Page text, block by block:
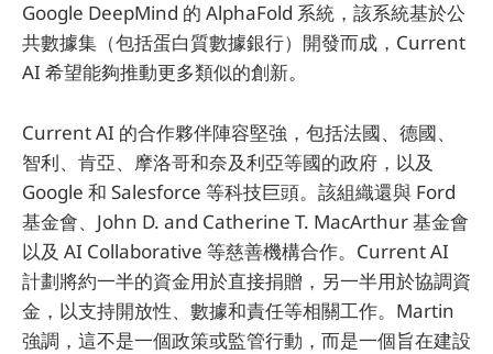
Google DeepMind 的 AlphaFold 系統，該系統基於公
共數據集（包括蛋白質數據銀行）開發而成，Current
AI 希望能夠推動更多類似的創新。
Current AI 的合作夥伴陣容堅強，包括法國、德國、
智利、肯亞、摩洛哥和奈及利亞等國的政府，以及
Google 和 Salesforce 等科技巨頭。該組織還與 Ford
基金會、John D. and Catherine T. MacArthur 基金會
以及 AI Collaborative 等慈善機構合作。Current AI
計劃將約一半的資金用於直接捐贈，另一半用於協調資
金，以支持開放性、數據和責任等相關工作。Martin
強調，這不是一個政策或監管行動，而是一個旨在建設